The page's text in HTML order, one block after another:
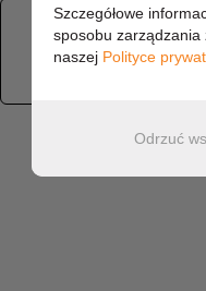
Szczegółowe
sposobu
naszej Polityce
Odrzuć